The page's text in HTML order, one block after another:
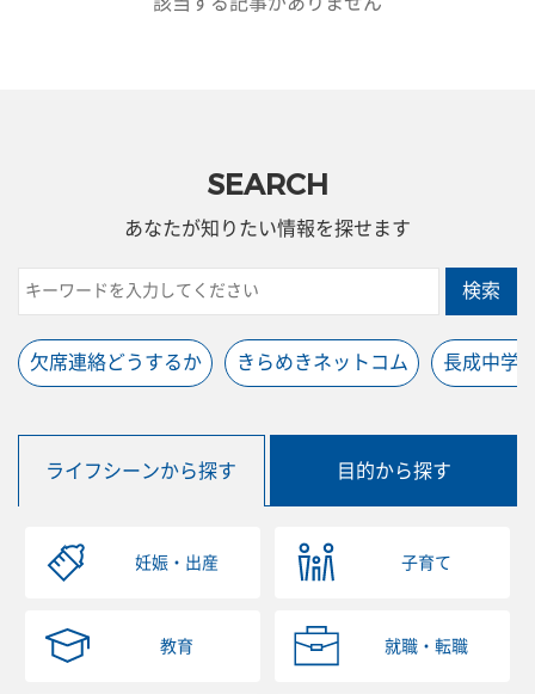
SEARCH
あなたが知りたい情報を探せます
検索
欠席連絡どうするか きらめきネットコム 長成中学
ライフシーンから探す 目的から探す
妊娠・出産 子育て
教育 就職・転職